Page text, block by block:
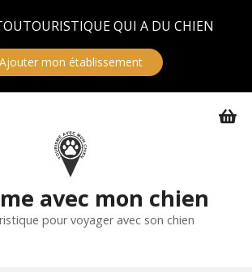
QUI A DU CHIEN
Ajouter mon établissement
avec mon chien
pour voyager avec son chien